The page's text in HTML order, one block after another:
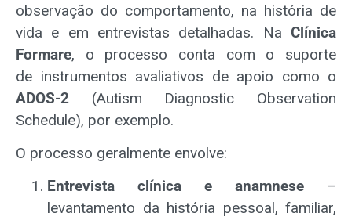
observação do comportamento, na história de
vida e em entrevistas detalhadas. Na Clínica
Formare, o processo conta com o suporte
de instrumentos avaliativos de apoio como o
ADOS-2 (Autism Diagnostic Observation
Schedule), por exemplo.
O processo geralmente envolve:
Entrevista clínica e anamnese –
levantamento da história pessoal, familiar,